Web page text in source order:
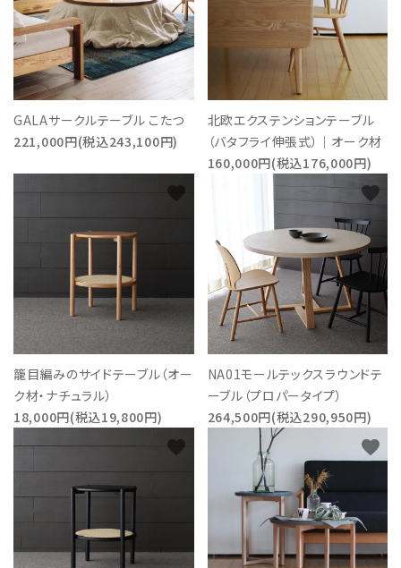
GALAサークルテーブル こたつ
221,000円(税込243,100円)
北欧エクステンションテーブル
（バタフライ伸張式）｜オーク材
160,000円(税込176,000円)
籠目編みのサイドテーブル（オー
ク材・ナチュラル）
18,000円(税込19,800円)
favorite
NA01モールテックスラウンドテ
ーブル（プロパータイプ）
264,500円(税込290,950円)
favorite
favorite favorite